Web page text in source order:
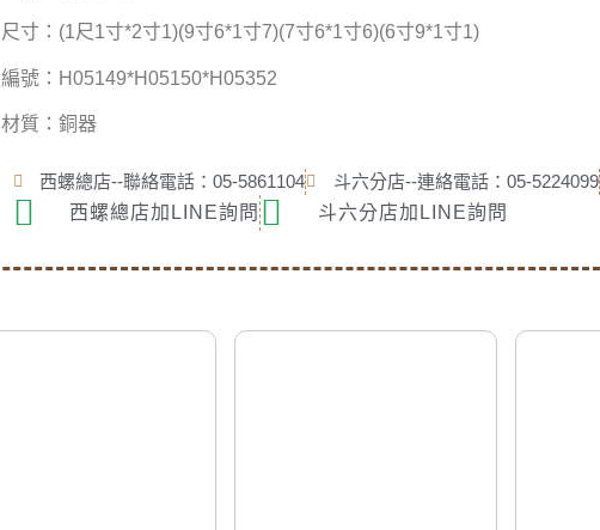
尺寸：(1尺1寸*2寸1)(9寸6*1寸7)(7寸6*1寸6)(6寸9*1寸1)
編號：H05149*H05150*H05352
材質：銅器
西螺總店--聯絡電話：05-5861104 斗六分店--連絡電話：05-5224099
西螺總店加LINE詢問
斗六分店加LINE詢問